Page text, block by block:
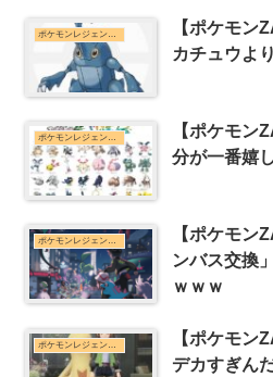
ポケモンレジェンズZ-Aまとめ
【ポケモン
カチュウよ
ポケモンレジェンズZ-Aまとめ
【ポケモン
分が一番嬉
ポケモンレジェンズZ-Aまとめ
【ポケモン
ンバス交換
ｗｗｗ
【ポケモン
デカすぎん